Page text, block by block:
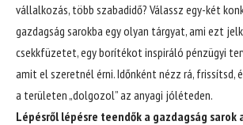
vállalkozás, több szabadidő? Válassz egy-két
gazdagság sarokba egy olyan tárgyat, ami ezt
csekkfüzetet, egy borítékot inspiráló pénzügyi
amit el szeretnél érni. Időnként nézz rá, frissítsd,
a területen „dolgozol” az anyagi jóléteden.
Lépésről lépésre teendők a gazdagság sarok